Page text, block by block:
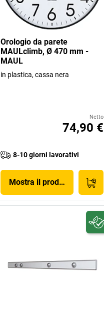
Orologio da parete
MAULclimb, Ø 470 mm -
MAUL
in plastica, cassa nera
Netto
74,90 €
8-10 giorni lavorativi
Mostra il prodotto